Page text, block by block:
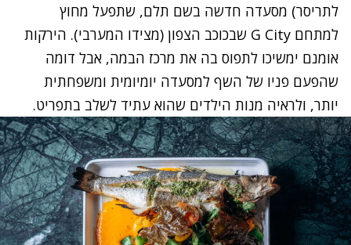
לתריסר) מסעדה חדשה בשם תלם, שתפעל מחוץ
למתחם G City שבכוכב הצפון (מצידו המערבי). הירקות
אומנם ימשיכו לתפוס בה את מרכז הבמה, אבל דומה
שהפעם פניו של השף למסעדה יומיומית ומשפחתית
יותר, ולראיה מנות הילדים שהוא עתיד לשלב בתפריט.